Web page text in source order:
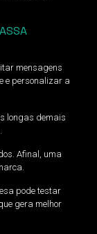
mensagens
e personalizar a
longas demais
Afinal, uma
pode testar
gera melhor